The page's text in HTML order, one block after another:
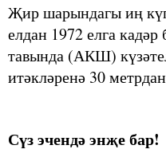
Җир шарындагы иң
елдан 1972 елга кадәр
тавында (АКШ)
итәкләренә 30
Сүз эчендә энҗе бар!